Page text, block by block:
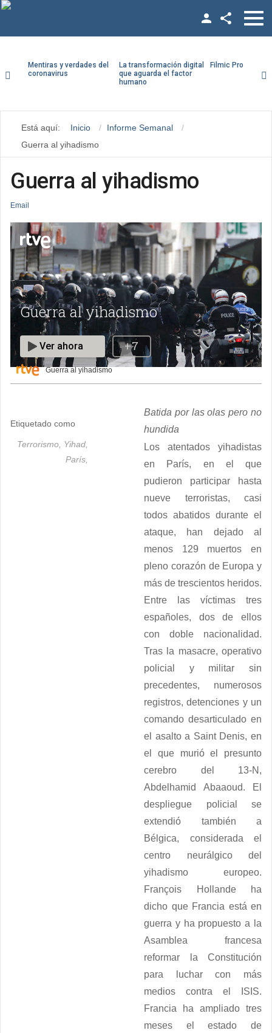
YouTube
LinkedIn
Mentiras y verdades del
coronavirus
La transformación digital
que aguarda el factor
humano
Filmic Pro paso a
Está aquí: Inicio
Informe Semanal
Guerra al yihadismo
Guerra al yihadismo
Email
Guerra al yihadismo
Etiquetado como
Terrorismo, Yihad,
París,
Batida por las olas pero no
hundida
Los atentados yihadistas
en París, en el que
pudieron participar hasta
nueve terroristas, casi
todos abatidos durante el
ataque, han dejado al
menos 129 muertos en
pleno corazón de Europa y
más de trescientos heridos.
Entre las víctimas tres
españoles, dos de ellos
con doble nacionalidad.
Tras la masacre, operativo
policial y militar sin
precedentes, numerosos
registros, detenciones y un
comando desarticulado en
el asalto a Saint Denis, en
el que murió el presunto
cerebro del 13-N,
Abdelhamid Abaaoud. El
despliegue policial se
extendió también a
Bélgica, considerada el
centro neurálgico del
yihadismo europeo.
François Hollande ha
dicho que Francia está en
guerra y ha propuesto a la
Asamblea francesa
reformar la Constitución
para luchar con más
medios contra el ISIS.
Francia ha ampliado tres
meses el estado de
Recuérdeme
¿Recordar contraseña? ¿Recordar usuario?